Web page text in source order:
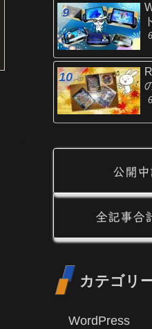
公開
全記事合
カテゴリ
WordPress